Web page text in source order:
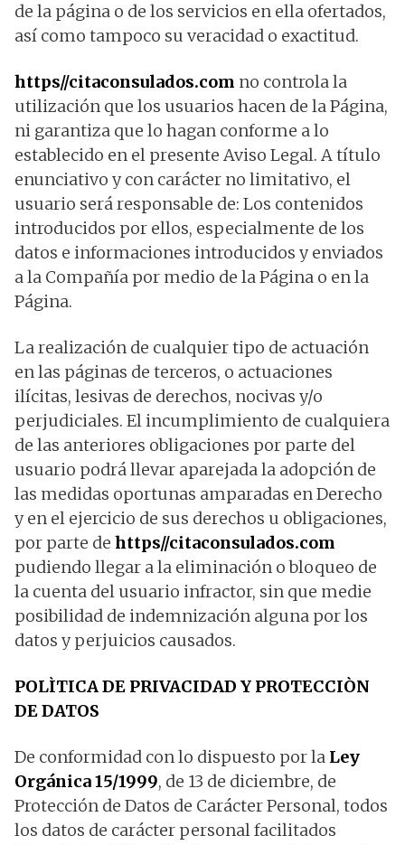
de la página o de los servicios en ella ofertados,
así como tampoco su veracidad o exactitud.
https//citaconsulados.com no controla la
utilización que los usuarios hacen de la Página,
ni garantiza que lo hagan conforme a lo
establecido en el presente Aviso Legal. A título
enunciativo y con carácter no limitativo, el
usuario será responsable de: Los contenidos
introducidos por ellos, especialmente de los
datos e informaciones introducidos y enviados
a la Compañía por medio de la Página o en la
Página.
La realización de cualquier tipo de actuación
en las páginas de terceros, o actuaciones
ilícitas, lesivas de derechos, nocivas y/o
perjudiciales. El incumplimiento de cualquiera
de las anteriores obligaciones por parte del
usuario podrá llevar aparejada la adopción de
las medidas oportunas amparadas en Derecho
y en el ejercicio de sus derechos u obligaciones,
por parte de https//citaconsulados.com
pudiendo llegar a la eliminación o bloqueo de
la cuenta del usuario infractor, sin que medie
posibilidad de indemnización alguna por los
datos y perjuicios causados.
POLÌTICA DE PRIVACIDAD Y PROTECCIÒN
DE DATOS
De conformidad con lo dispuesto por la Ley
Orgánica 15/1999, de 13 de diciembre, de
Protección de Datos de Carácter Personal, todos
los datos de carácter personal facilitados